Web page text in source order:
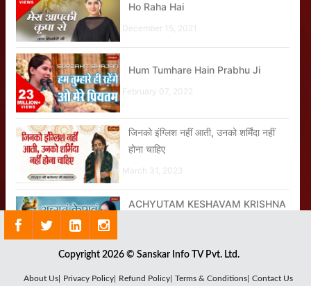
Ho Raha Hai
December 15, 2021
Hum Tumhare Hain Prabhu Ji
February 07, 2022
जिनको इंग्लिश नहीं आती, उनको शर्मिंदा नहीं
होना चाहिए
March 31, 2023
ACHYUTAM KESHAVAM KRISHNA
Copyright 2026 © Sanskar Info TV Pvt. Ltd.
About Us| Privacy Policy| Refund Policy| Terms & Conditions| Contact Us